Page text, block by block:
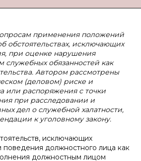
применения положений
обстоятельствах, исключающих
при оценке нарушения
обязанностей как
Автором рассмотрены
(деловом) риске и
или распоряжения с точки
при расследовании и
дел о служебной халатности,
к уголовному закону.
исключающих
поведения должностного лица как
должностным лицом